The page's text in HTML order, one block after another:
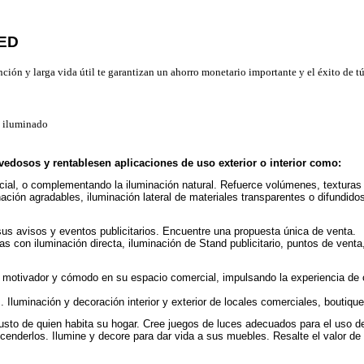
y larga vida útil te garantizan un ahorro monetario importante y el éxito de
iluminado
y rentablesen aplicaciones de uso exterior o interior como:
o complementando la iluminación natural. Refuerce volúmenes,
agradables, iluminación lateral de materiales transparentes o
avisos y eventos publicitarios. Encuentre una propuesta única de venta.
con iluminación directa, iluminación de Stand publicitario, puntos de
y cómodo en su espacio comercial, impulsando la experiencia
y decoración interior y exterior de locales comerciales,
de quien habita su hogar. Cree juegos de luces adecuados para el uso
Ilumine y decore para dar vida a sus muebles. Resalte el valor